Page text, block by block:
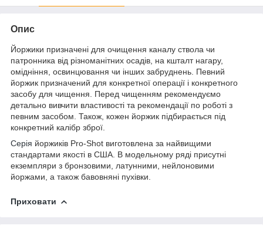
Опис
Йоржики призначені для очищення каналу ствола чи
патронника від різноманітних осадів, на кшталт нагару,
омідніння, освинцювання чи інших забруднень. Певний
йоржик призначений для конкретної операції і конкретного
засобу для чищення. Перед чищенням рекомендуємо
детально вивчити властивості та рекомендації по роботі з
певним засобом. Також, кожен йоржик підбирається під
конкретний калібр зброї.
Серія йоржиків Pro-Shot виготовлена за найвищими
стандартами якості в США. В модельному ряді присутні
екземпляри з бронзовими, латунними, нейлоновими
йоржами, а також бавовняні пухівки.
Приховати